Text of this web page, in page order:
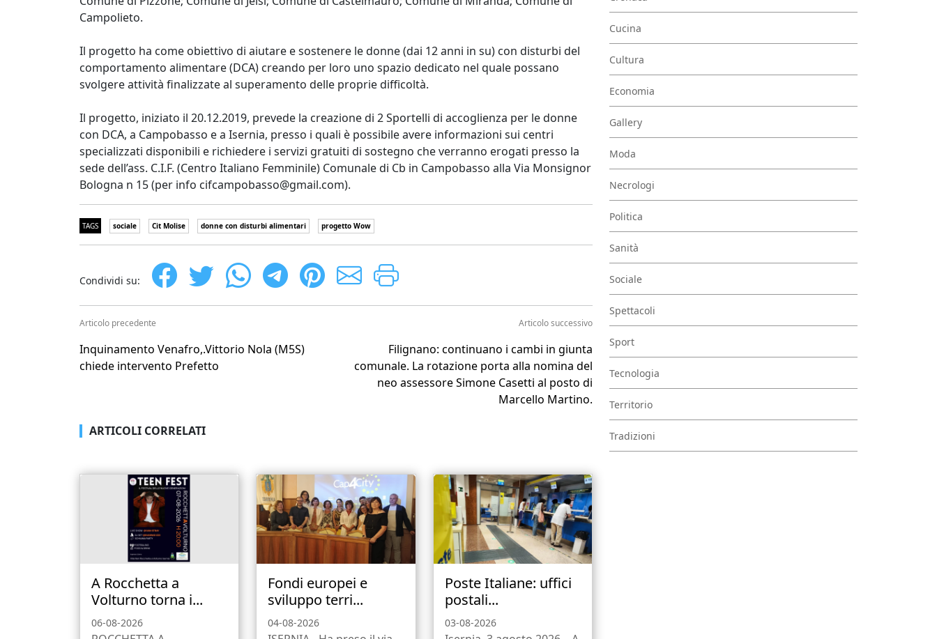
Campolieto.
Il progetto ha come obiettivo di aiutare e sostenere le donne (dai 12 anni in su) con disturbi del
comportamento alimentare (DCA) creando per loro uno spazio dedicato nel quale possano
svolgere attività finalizzate al superamento delle proprie difficoltà.
Il progetto, iniziato il 20.12.2019, prevede la creazione di 2 Sportelli di accoglienza per le donne
con DCA, a Campobasso e a Isernia, presso i quali è possibile avere informazioni sui centri
specializzati disponibili e richiedere i servizi gratuiti di sostegno che verranno erogati presso la
sede dell’ass. C.I.F. (Centro Italiano Femminile) Comunale di Cb in Campobasso alla Via Monsignor
Bologna n 15 (per info cifcampobasso@gmail.com).
TAGS sociale Cit Molise donne con disturbi alimentari progetto Wow
Condividi su:
Articolo precedente
Inquinamento Venafro,.Vittorio Nola (M5S)
chiede intervento Prefetto
Articolo successivo
Filignano: continuano i cambi in giunta
comunale. La rotazione porta alla nomina del
neo assessore Simone Casetti al posto di
Marcello Martino.
ARTICOLI CORRELATI
A Rocchetta a
Volturno torna i...
06-08-2026
Fondi europei e
sviluppo terri...
04-08-2026
Poste Italiane: uffici
postali...
03-08-2026
Cucina
Cultura
Economia
Gallery
Moda
Necrologi
Politica
Sanità
Sociale
Spettacoli
Sport
Tecnologia
Territorio
Tradizioni